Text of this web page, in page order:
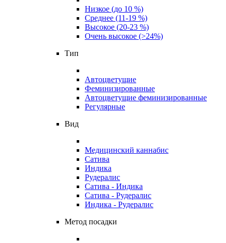
Низкое (до 10 %)
Среднее (11-19 %)
Высокое (20-23 %)
Очень высокое (>24%)
Тип
Автоцветущие
Феминизированные
Автоцветущие феминизированные
Регулярные
Вид
Медицинский каннабис
Сатива
Индика
Рудералис
Сатива - Индика
Сатива - Рудералис
Индика - Рудералис
Метод посадки